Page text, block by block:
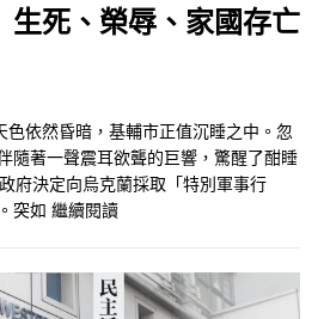
死、榮辱、家國存亡
依然昏暗，基輔市正值沉睡之中。忽
隨著一聲震耳欲聾的巨響，驚醒了酣睡
決定向烏克蘭採取「特別軍事行
突如 繼續閱讀